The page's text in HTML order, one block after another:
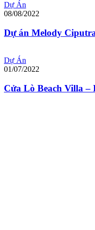
Dự Án
08/08/2022
Dự án Melody
Dự Án
01/07/2022
Cửa Lò Beach Villa –